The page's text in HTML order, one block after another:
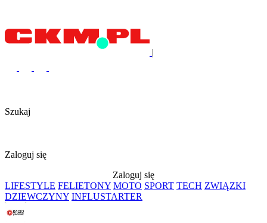
|
Szukaj
Zaloguj się
Zaloguj się
LIFESTYLE FELIETONY MOTO SPORT TECH ZWIĄZKI
DZIEWCZYNY INFLUSTARTER